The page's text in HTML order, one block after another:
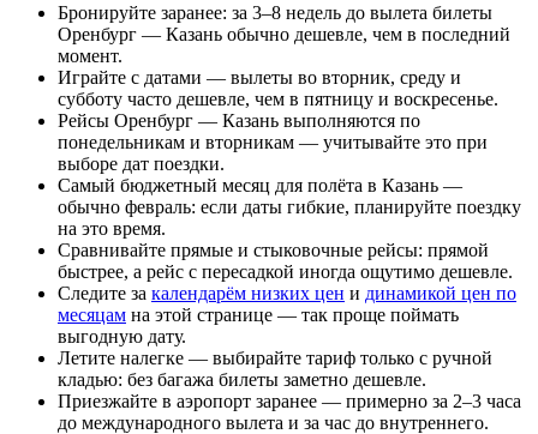
Бронируйте заранее: за 3–8 недель до вылета билеты
Оренбург — Казань обычно дешевле, чем в последний
момент.
Играйте с датами — вылеты во вторник, среду и
субботу часто дешевле, чем в пятницу и воскресенье.
Рейсы Оренбург — Казань выполняются по
понедельникам и вторникам — учитывайте это при
выборе дат поездки.
Самый бюджетный месяц для полёта в Казань —
обычно февраль: если даты гибкие, планируйте поездку
на это время.
Сравнивайте прямые и стыковочные рейсы: прямой
быстрее, а рейс с пересадкой иногда ощутимо дешевле.
Следите за календарём низких цен и динамикой цен по
месяцам на этой странице — так проще поймать
выгодную дату.
Летите налегке — выбирайте тариф только с ручной
кладью: без багажа билеты заметно дешевле.
Приезжайте в аэропорт заранее — примерно за 2–3 часа
до международного вылета и за час до внутреннего.